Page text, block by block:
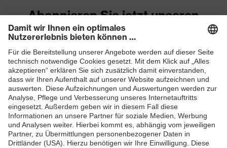
Abonnieren Sie jetzt unseren
Newsletter
ZUM NEWSLETTER ANMELDEN